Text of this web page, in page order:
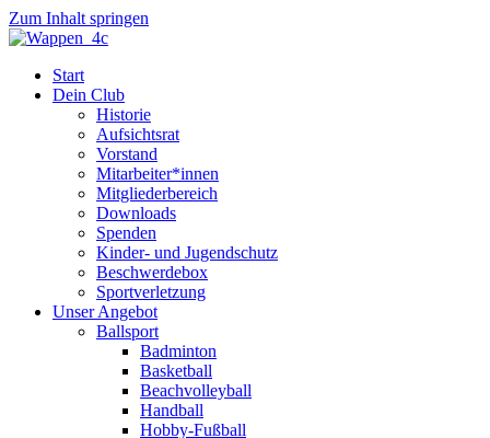
Zum Inhalt springen
Start
Dein Club
Historie
Aufsichtsrat
Vorstand
Mitarbeiter*innen
Mitgliederbereich
Downloads
Spenden
Kinder- und Jugendschutz
Beschwerdebox
Sportverletzung
Unser Angebot
Ballsport
Badminton
Basketball
Beachvolleyball
Handball
Hobby-Fußball